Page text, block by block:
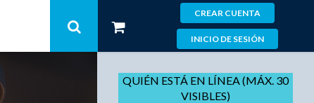
CREAR CUENTA
INICIO DE SESIÓN
QUIÉN ESTÁ EN LÍNEA (MÁX. 30
VISIBLES)